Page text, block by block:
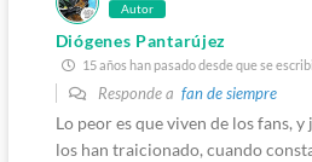
Autor
Diógenes Pantarújez
15 años han pasado desde que se
Responde a fan de siempre
Lo peor es que viven de los fans,
los han traicionado, cuando